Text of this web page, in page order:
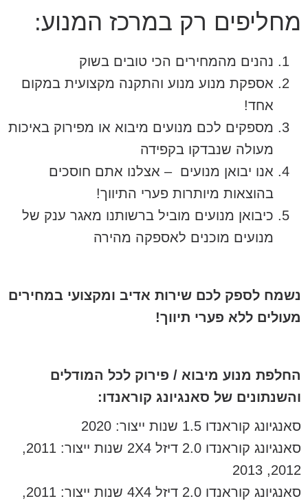
מחליפים רק במרכז המנוע:
נהנים מהמחירים הכי טובים בשוק
אספקת מנוע מנוע והתקנה מקצועית במקום
אחד!
מספקים לכם מנועים מיבוא או מפירוק באיכות
מעולה שנבדקו בקפידה
אנו יבואן מנועים – אצלנו אתם חוסכים
בהוצאות מיותרות פערי התיווך!
כיבואן מנועים מוביל ברשותנו מאגר ענק של
מנועים מוכנים לאספקה מהירה
נשמח לספק לכם שירות אדיב ומקצועי במחירים
מעולים ללא פערי תיווך!
החלפת מנוע מיבוא / פירוק לכל המודלים
והשנתונים של סאנגיונג קוראנדו:
סאנגיונג קוראנדו 1.5 שנות ייצור: 2020
סאנגיונג קוראנדו 2.0 דיזל 2X4 שנות ייצור: 2011,
2012, 2013
סאנגיונג קוראנדו 2.0 דיזל 4X4 שנות ייצור: 2011,